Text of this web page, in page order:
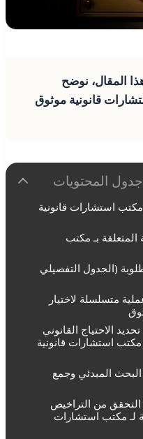
المقال، نوضح
قانونية موثوق
جدول المحتويات
استشارات قانونية
المتعلقة بـ مكتب
(الجدول التفصيلي
متسلسلة لاختيار
الاحتياج القانوني
استشارات قانونية
البحث المبدئي وجمع
التحقق من التراخيص
لـ مكتب استشارات